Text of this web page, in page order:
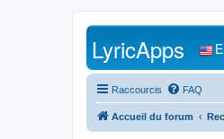
LyricApps
Raccourcis FAQ
Accueil du forum